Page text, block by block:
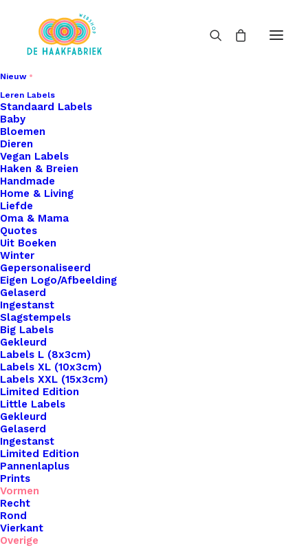
Nieuw
Leren Labels
Standaard Labels
Baby
Bloemen
Dieren
Vegan Labels
Haken & Breien
Handmade
Home & Living
Liefde
Oma & Mama
Quotes
Uit Boeken
Winter
Gepersonaliseerd
Eigen Logo/Afbeelding
Gelaserd
Ingestanst
Slagstempels
Big Labels
Gekleurd
Labels L (8x3cm)
Labels XL (10x3cm)
Labels XXL (15x3cm)
Limited Edition
Little Labels
Gekleurd
Gelaserd
Ingestanst
Limited Edition
Pannenlaplus
Prints
Vormen
Recht
Rond
Vierkant
Overige
Home Leren Labels
Leren Strikje Grijs
Groen
€
Breng een vleugje persoonlijkheid en
vakmanschap aan je handgemaakte creaties met